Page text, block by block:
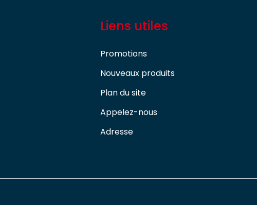
Liens utiles
Promotions
Nouveaux produits
Plan du site
Appelez-nous
Adresse